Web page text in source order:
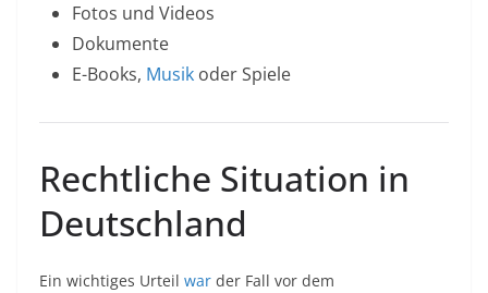
Fotos und Videos
Dokumente
E-Books, Musik oder Spiele
Rechtliche Situation in
Deutschland
Ein wichtiges Urteil war der Fall vor dem